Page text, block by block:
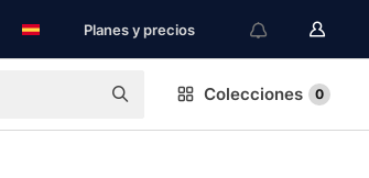
Planes y precios
Colecciones 0